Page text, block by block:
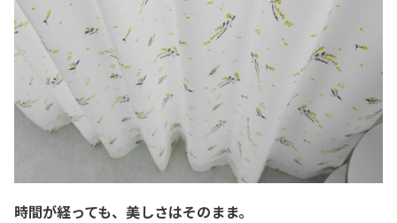
時間が経っても、美しさはそのまま。